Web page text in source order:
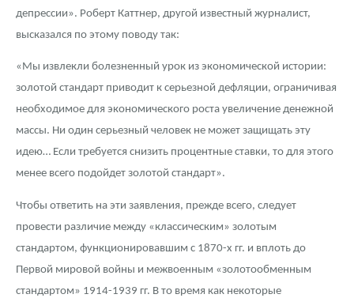
депрессии». Роберт Каттнер, другой известный журналист,
высказался по этому поводу так:
«Мы извлекли болезненный урок из экономической истории:
золотой стандарт приводит к серьезной дефляции, ограничивая
необходимое для экономического роста увеличение денежной
массы. Ни один серьезный человек не может защищать эту
идею… Если требуется снизить процентные ставки, то для этого
менее всего подойдет золотой стандарт».
Чтобы ответить на эти заявления, прежде всего, следует
провести различие между «классическим» золотым
стандартом, функционировавшим с 1870-х гг. и вплоть до
Первой мировой войны и межвоенным «золотообменным
стандартом» 1914-1939 гг. В то время как некоторые